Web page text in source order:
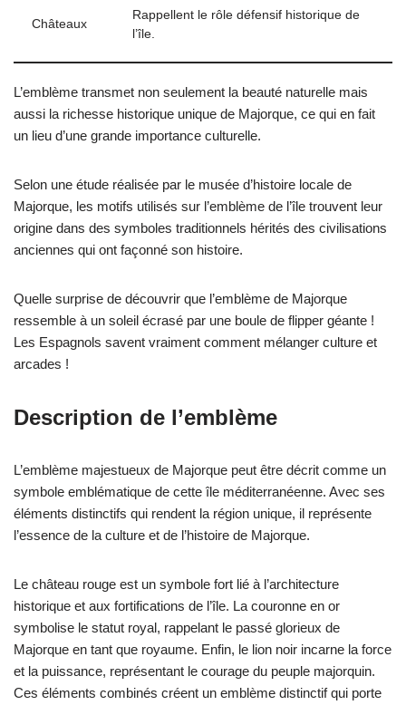
Châteaux
Rappellent le rôle défensif historique de
l’île.
L’emblème transmet non seulement la beauté naturelle mais
aussi la richesse historique unique de Majorque, ce qui en fait
un lieu d’une grande importance culturelle.
Selon une étude réalisée par le musée d’histoire locale de
Majorque, les motifs utilisés sur l’emblème de l’île trouvent leur
origine dans des symboles traditionnels hérités des civilisations
anciennes qui ont façonné son histoire.
Quelle surprise de découvrir que l’emblème de Majorque
ressemble à un soleil écrasé par une boule de flipper géante !
Les Espagnols savent vraiment comment mélanger culture et
arcades !
Description de l’emblème
L’emblème majestueux de Majorque peut être décrit comme un
symbole emblématique de cette île méditerranéenne. Avec ses
éléments distinctifs qui rendent la région unique, il représente
l’essence de la culture et de l’histoire de Majorque.
Le château rouge est un symbole fort lié à l’architecture
historique et aux fortifications de l’île. La couronne en or
symbolise le statut royal, rappelant le passé glorieux de
Majorque en tant que royaume. Enfin, le lion noir incarne la force
et la puissance, représentant le courage du peuple majorquin.
Ces éléments combinés créent un emblème distinctif qui porte